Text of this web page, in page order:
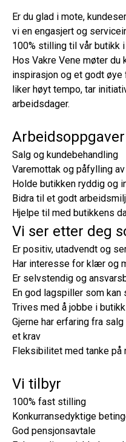
Er du glad i mote,
vi en engasjert og
100% stilling til vår butikk i
Hos Vakre Vene møter
inspirasjon og et godt
liker høyt tempo, tar
arbeidsdager.
Arbeidsoppgaver
Salg og kundebehandling
Varemottak og påfylling
Holde butikken ryddig og
Bidra til et godt
Hjelpe til med butikkens
Vi ser etter deg
Er positiv, utadvendt og
Har interesse for klær og
Er selvstendig og
En god lagspiller som
Trives med å jobbe i
Gjerne har erfaring fra
et krav
Fleksibilitet med tanke
Vi tilbyr
100% fast stilling
Konkurransedyktige
God pensjonsavtale